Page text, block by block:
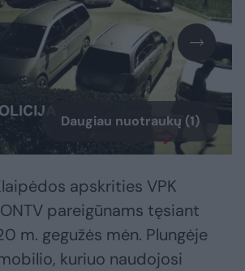
Daugiau nuotraukų (1)
apskrities VPK
pareigūnams tęsiant
m. gegužės mėn. Plungėje
kuriuo naudojosi